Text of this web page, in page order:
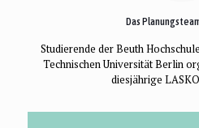
Das
Studierende der Beuth
Technischen Universität Berlin
diesjährige